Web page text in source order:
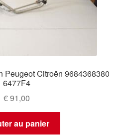
Peugeot Citroën 9684368380
6477F4
€91,00
au panier